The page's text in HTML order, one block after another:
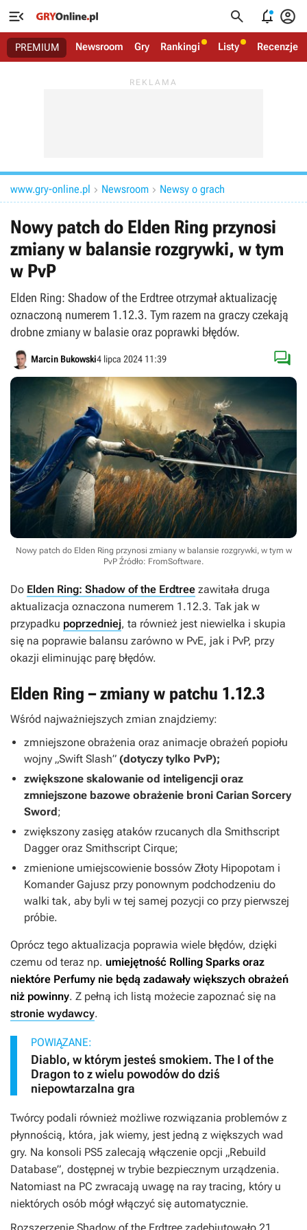
   
PREMIUM Newsroom Gry Rankingi Listy Recenzje
www.gry-online.pl  Newsroom  Newsy o grach
Nowy patch do Elden Ring przynosi
zmiany w balansie rozgrywki, w tym
w PvP
Elden Ring: Shadow of the Erdtree otrzymał aktualizację
oznaczoną numerem 1.12.3. Tym razem na graczy czekają
drobne zmiany w balasie oraz poprawki błędów.
Marcin Bukowski4 lipca 2024 11:39 
Nowy patch do Elden Ring przynosi zmiany w balansie rozgrywki, w tym w
PvP Źródło: FromSoftware.
Do Elden Ring: Shadow of the Erdtree zawitała druga
aktualizacja oznaczona numerem 1.12.3. Tak jak w
przypadku poprzedniej, ta również jest niewielka i skupia
się na poprawie balansu zarówno w PvE, jak i PvP, przy
okazji eliminując parę błędów.
Elden Ring – zmiany w patchu 1.12.3
Wśród najważniejszych zmian znajdziemy:
zmniejszone obrażenia oraz animacje obrażeń popiołu
wojny „Swift Slash” (dotyczy tylko PvP);
zwiększone skalowanie od inteligencji oraz
zmniejszone bazowe obrażenie broni Carian Sorcery
Sword;
zwiększony zasięg ataków rzucanych dla Smithscript
Dagger oraz Smithscript Cirque;
zmienione umiejscowienie bossów Złoty Hipopotam i
Komander Gajusz przy ponownym podchodzeniu do
walki tak, aby byli w tej samej pozycji co przy pierwszej
próbie.
Oprócz tego aktualizacja poprawia wiele błędów, dzięki
czemu od teraz np. umiejętność Rolling Sparks oraz
niektóre Perfumy nie będą zadawały większych obrażeń
niż powinny. Z pełną ich listą możecie zapoznać się na
stronie wydawcy.
POWIĄZANE:
Diablo, w którym jesteś smokiem. The I of the
Dragon to z wielu powodów do dziś
niepowtarzalna gra
Twórcy podali również możliwe rozwiązania problemów z
płynnością, która, jak wiemy, jest jedną z większych wad
gry. Na konsoli PS5 zalecają włączenie opcji „Rebuild
Database”, dostępnej w trybie bezpiecznym urządzenia.
Natomiast na PC zwracają uwagę na ray tracing, który u
niektórych osób mógł włączyć się automatycznie.